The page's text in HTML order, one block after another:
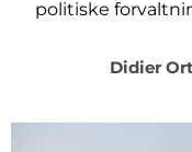
politiske
Didier